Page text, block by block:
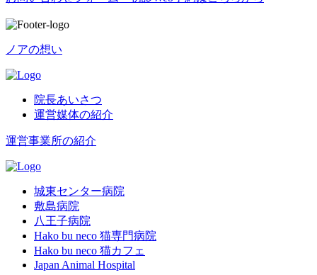
ノアの想い
院長あいさつ
運営媒体の紹介
運営事業所の紹介
城東センター病院
敷島病院
八王子病院
Hako bu neco 猫専門病院
Hako bu neco 猫カフェ
Japan Animal Hospital